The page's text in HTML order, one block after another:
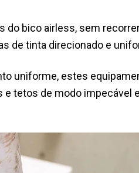
bico airless, sem
de tinta direcionado e
uniforme, estes
tetos de modo impecável